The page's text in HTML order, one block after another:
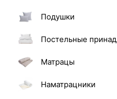
Подушки
Постельные
Матрацы
Наматрацники